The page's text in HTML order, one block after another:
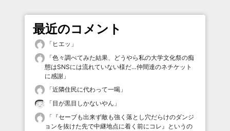
最近のコメント
「 ヒエッ 」
「色々調べてみた結果、どうやら私の大学文化祭の痴
態はSNSには流れていない様だ…仲間達のネチケット
に感謝 」
「近隣住民に代わって一喝 」
「目が黒目しかないやん 」
「 『セーブも出来ず敵も強く落とし穴だらけのダンジ
ョンを抜けた先で中継地点に着く前にコレ』というの